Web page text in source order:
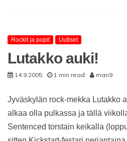
Rockit ja popit Uutiset
Lutakko auki!
14.9.2005 1 min read man9
Jyväskylän rock-mekka Lutakko
alkaa olla pulkassa ja tällä
Sentenced torstain keikalla